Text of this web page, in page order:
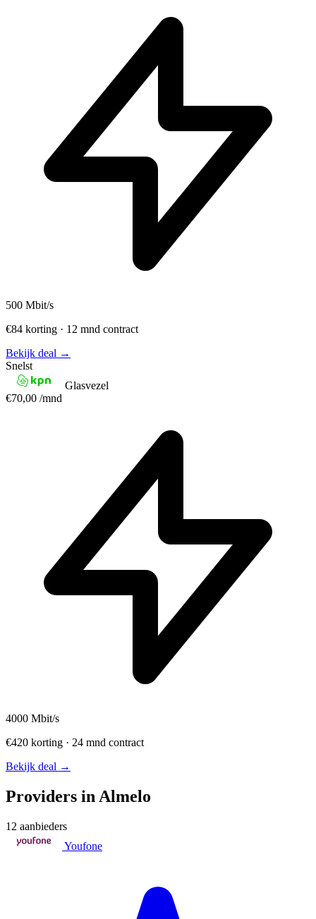
500 Mbit/s
€84 korting · 12 mnd contract
Bekijk deal →
Snelst
Glasvezel
€70,00 /mnd
4000 Mbit/s
€420 korting · 24 mnd contract
Bekijk deal →
Providers in Almelo
12 aanbieders
Youfone